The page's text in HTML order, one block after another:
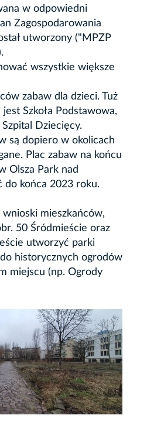
w odpowiedni
Zagospodarowania
utworzony ("MPZP
wszystkie większe
zabaw dla dzieci. Tuż
Szkoła Podstawowa,
Dziecięcy.
są dopiero w okolicach
Plac zabaw na końcu
Olsza Park nad
do końca 2023 roku.
wnioski mieszkańców,
50 Śródmieście oraz
utworzyć parki
historycznych ogrodów
miejscu (np. Ogrody